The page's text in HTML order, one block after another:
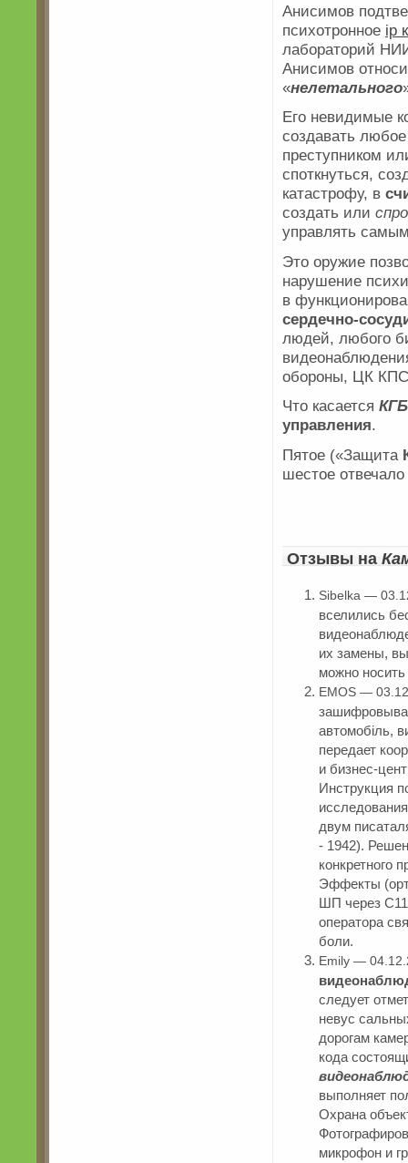
Анисимов
психотронное ip
лабораторий
Анисимов
«нелетального
Его невидимые
создавать
преступником
споткнуться,
катастрофу, в
создать или
управлять
Это оружие
нарушение
в
сердечно-
людей, любого
обороны, ЦК
Что касается КГБ
управления.
Пятое («Защита
шестое
Отзывы на
Sibelka —
вселились
их замены,
можно
EMOS —
автомобіль,
передает
и бизнес-
Инструкция
двум
- 1942).
конкретного
Эффекты
ШП через С11
оператора
боли.
Emily —
следует
невус
дорогам
кода
выполняет
Охрана
микрофон и